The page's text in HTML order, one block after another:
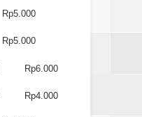
Rp5.000
Rp5.000
Rp6.000
Rp4.000